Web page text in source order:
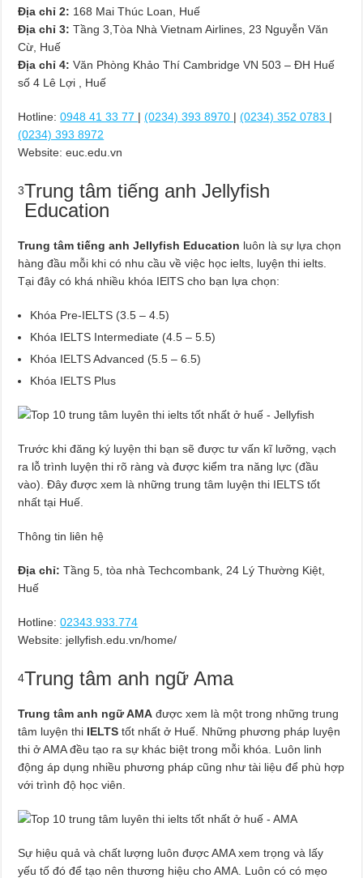
Địa chỉ 2: 168 Mai Thúc Loan, Huế
Địa chỉ 3: Tầng 3,Tòa Nhà Vietnam Airlines, 23 Nguyễn Văn
Cừ, Huế
Địa chỉ 4: Văn Phòng Khảo Thí Cambridge VN 503 – ĐH Huế
số 4 Lê Lợi , Huế
Hotline: 0948 41 33 77 |(0234) 393 8970 |(0234) 352 0783 |
(0234) 393 8972
Website: euc.edu.vn
3Trung tâm tiếng anh Jellyfish
Education
Trung tâm tiếng anh Jellyfish Education luôn là sự lựa chọn
hàng đầu mỗi khi có nhu cầu về việc học ielts, luyện thi ielts.
Tại đây có khá nhiều khóa IElTS cho bạn lựa chọn:
Khóa Pre-IELTS (3.5 – 4.5)
Khóa IELTS Intermediate (4.5 – 5.5)
Khóa IELTS Advanced (5.5 – 6.5)
Khóa IELTS Plus
Trước khi đăng ký luyện thi bạn sẽ được tư vấn kĩ lưỡng, vạch
ra lỗ trình luyện thi rõ ràng và được kiểm tra năng lực (đầu
vào). Đây được xem là những trung tâm luyện thi IELTS tốt
nhất tại Huế.
Thông tin liên hệ
Địa chỉ: Tầng 5, tòa nhà Techcombank, 24 Lý Thường Kiệt,
Huế
Hotline: 02343.933.774
Website: jellyfish.edu.vn/home/
4Trung tâm anh ngữ Ama
Trung tâm anh ngữ AMA được xem là một trong những trung
tâm luyện thi IELTS tốt nhất ở Huế. Những phương pháp luyện
thi ở AMA đều tạo ra sự khác biệt trong mỗi khóa. Luôn linh
động áp dụng nhiều phương pháp cũng như tài liệu để phù hợp
với trình độ học viên.
Sự hiệu quả và chất lượng luôn được AMA xem trọng và lấy
yếu tố đó để tạo nên thương hiệu cho AMA. Luôn có có mẹo